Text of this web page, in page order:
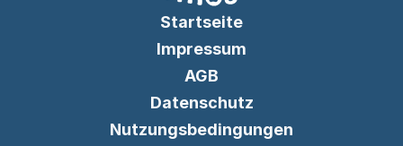
Startseite
Impressum
AGB
Datenschutz
Nutzungsbedingungen